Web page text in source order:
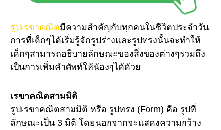
รูปเรขาคณิตมีความสำคัญกับทุกคนในชีวิตประจำวัน
การที่เด็กๆได้เริ่มรู้จักรูปร่างและรูปทรงนั้นจะทำให้
เด็กๆสามารถอธิบายลักษณะของสิ่งของต่างๆรวมถึง
เป็นการเพิ่มคำศัพท์ให้น้องๆได้ด้วย
เรขาคณิตสามมิติ
รูปเรขาคณิตสามมิติ หรือ รูปทรง (Form) คือ รูปที่
ลักษณะเป็น 3 มิติ โดยนอกจากจะแสดงความกว้าง